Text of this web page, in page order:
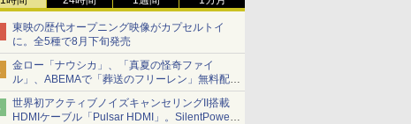
東映の歴代オープニング映像がカプセルトイ
に。全5種で8月下旬発売
金ロー「ナウシカ」、「真夏の怪奇ファイ
ル」、ABEMAで「葬送のフリーレン」無料配信
など。夏の特番・配信情報
世界初アクティブノイズキャンセリングII搭載
HDMIケーブル「Pulsar HDMI」。SilentPower